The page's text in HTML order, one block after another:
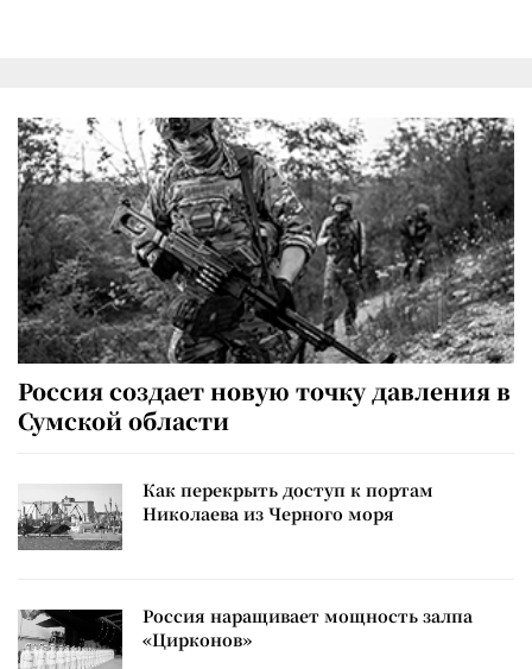
Россия создает новую точку давления в
Сумской области
Как перекрыть доступ к портам
Николаева из Черного моря
Россия наращивает мощность залпа
«Цирконов»